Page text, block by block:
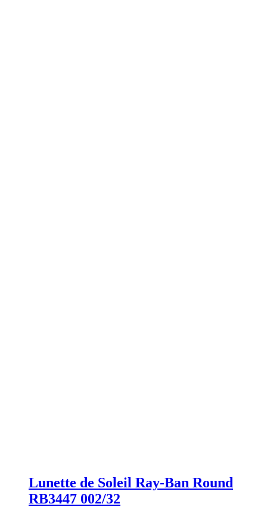
Lunette de Soleil Ray-Ban Round
RB3447 002/32